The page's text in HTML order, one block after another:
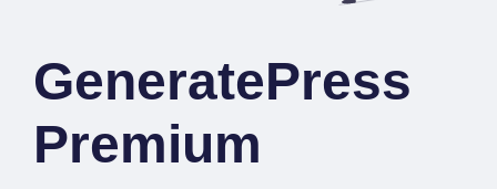
GeneratePress
Premium